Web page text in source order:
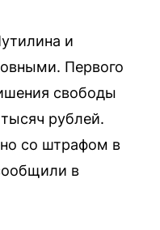
и
Первого
свободы
рублей.
со штрафом в
в